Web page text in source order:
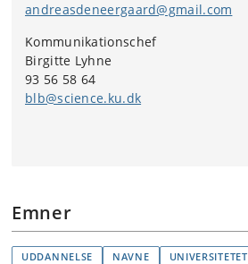
andreasdeneergaard@gmail.com
Kommunikationschef
Birgitte Lyhne
93 56 58 64
blb@science.ku.dk
Emner
UDDANNELSE NAVNE UNIVERSITETET